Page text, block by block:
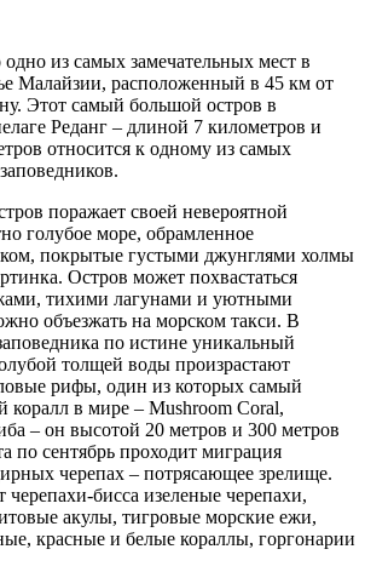
из самых замечательных мест в
Малайзии, расположенный в 45 км от
Этот самый большой остров в
Реданг – длиной 7 километров и
относится к одному из самых
поражает своей невероятной
голубое море, обрамленное
покрытые густыми джунглями холмы
Остров может похвастаться
тихими лагунами и уютными
объезжать на морском такси. В
по истине уникальный
толщей воды произрастают
рифы, один из которых самый
в мире – Mushroom Coral,
– он высотой 20 метров и 300 метров
по сентябрь проходит миграция
черепах – потрясающее зрелище.
черепахи-бисса изеленые черепахи,
акулы, тигровые морские ежи,
красные и белые кораллы, горгонарии